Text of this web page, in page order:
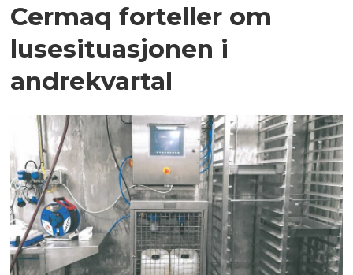
Cermaq forteller om
lusesituasjonen i
andrekvartal